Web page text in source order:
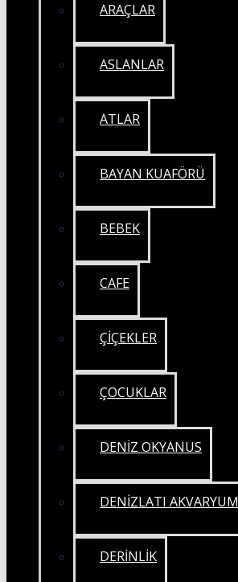
ARAÇLAR
ASLANLAR
ATLAR
BAYAN KUAFÖRÜ
BEBEK
CAFE
ÇİÇEKLER
ÇOCUKLAR
DENİZ OKYANUS
DENİZLATI AKVARYUM
DERİNLİK